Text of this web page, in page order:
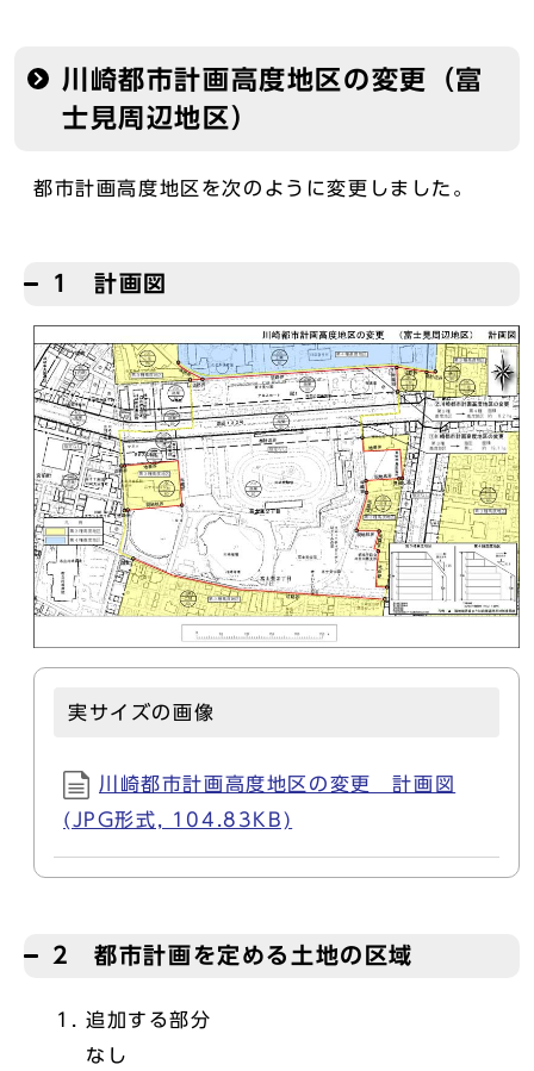
川崎都市計画高度地区の変更（富
士見周辺地区）
都市計画高度地区を次のように変更しました。
1 計画図
実サイズの画像
川崎都市計画高度地区の変更 計画図
(JPG形式, 104.83KB)
2 都市計画を定める土地の区域
追加する部分
なし